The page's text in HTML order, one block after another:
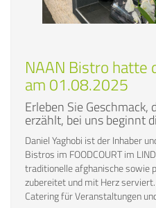
NAAN Bistro hatte
am 01.08.2025
Erleben Sie Geschmack,
erzählt, bei uns beginnt
Daniel Yaghobi ist der Inhaber
Bistros im FOODCOURT im
traditionelle afghanische sowie
zubereitet und mit Herz
Catering für Veranstaltungen